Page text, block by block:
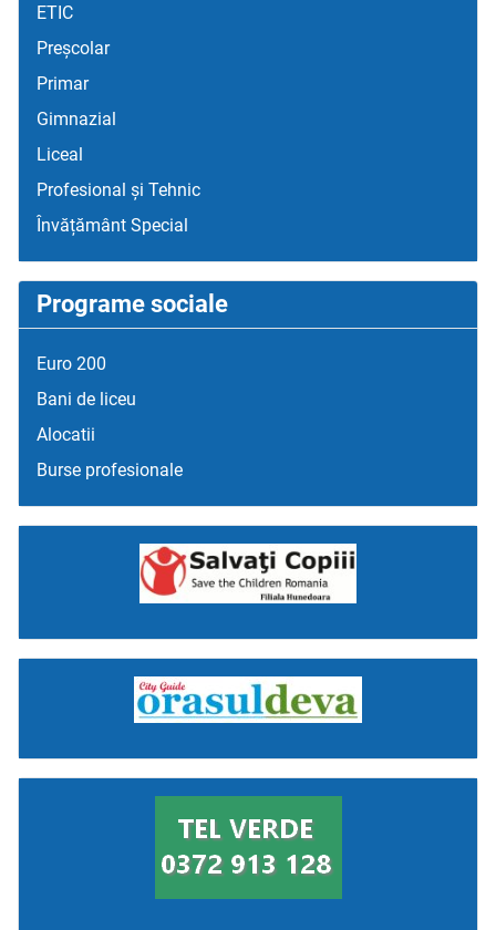
ETIC
Preșcolar
Primar
Gimnazial
Liceal
Profesional și Tehnic
Învățământ Special
Programe sociale
Euro 200
Bani de liceu
Alocatii
Burse profesionale